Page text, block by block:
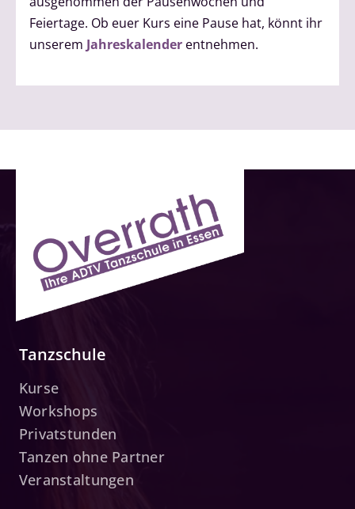
Feiertage. Ob euer Kurs eine Pause hat, könnt ihr
unserem Jahreskalender entnehmen.
Tanzschule
Kurse
Workshops
Privatstunden
Tanzen ohne Partner
Veranstaltungen